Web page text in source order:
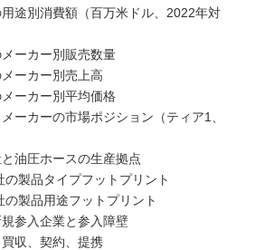
用途別消費額（百万米ドル、2022年対
ーカー別販売数量
ーカー別売上高
ーカー別平均価格
ーカーの市場ポジション（ティア1、
油圧ホースの生産拠点
の製品タイプフットプリント
の製品用途フットプリント
参入企業と参入障壁
収、契約、提携